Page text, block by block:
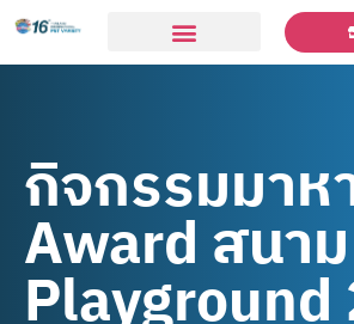
กิจกรรมมาห
Award สนา
Playground